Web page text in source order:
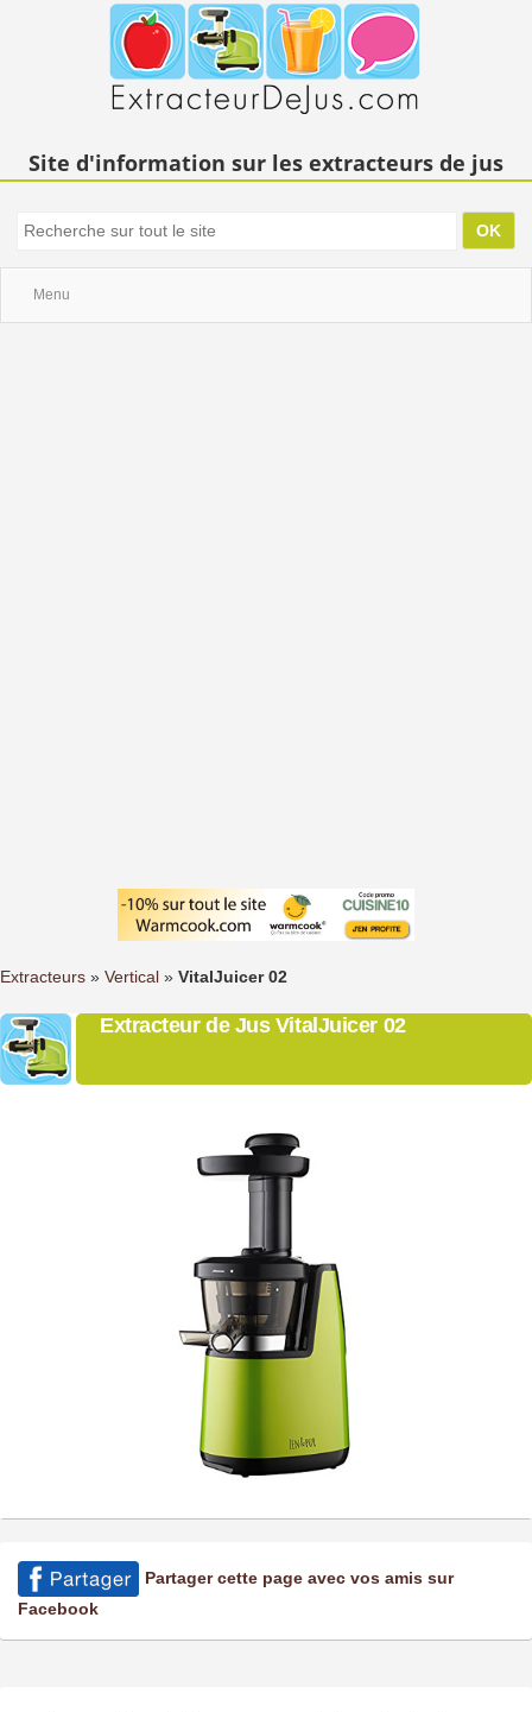
Site d'information sur les extracteurs de jus
Menu
Extracteurs » Vertical » VitalJuicer 02
Extracteur de Jus VitalJuicer 02
Partager cette page avec vos amis sur
Facebook